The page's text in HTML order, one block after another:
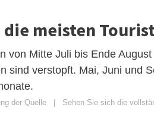
die meisten
von Mitte Juli bis Ende
sind verstopft. Mai, Juni und
der Quelle Sehen Sie sich die